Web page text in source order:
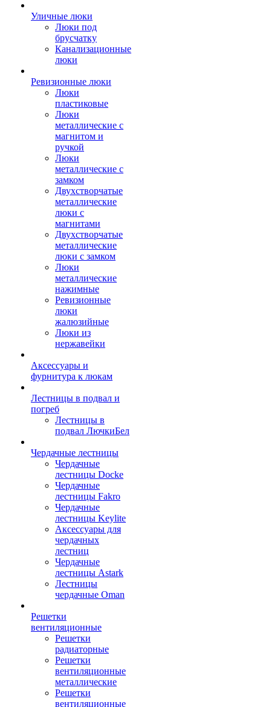
Уличные люки
Люки под
брусчатку
Канализационные
люки
Ревизионные люки
Люки
пластиковые
Люки
металлические с
магнитом и
ручкой
Люки
металлические с
замком
Двухстворчатые
металлические
люки с
магнитами
Двухстворчатые
металлические
люки с замком
Люки
металлические
нажимные
Ревизионные
люки
жалюзийные
Люки из
нержавейки
Аксессуары и
фурнитура к люкам
Лестницы в подвал и
погреб
Лестницы в
подвал ЛючкиБел
Чердачные лестницы
Чердачные
лестницы Docke
Чердачные
лестницы Fakro
Чердачные
лестницы Keylite
Аксессуары для
чердачных
лестниц
Чердачные
лестницы Astark
Лестницы
чердачные Oman
Решетки
вентиляционные
Решетки
радиаторные
Решетки
вентиляционные
металлические
Решетки
вентиляционные